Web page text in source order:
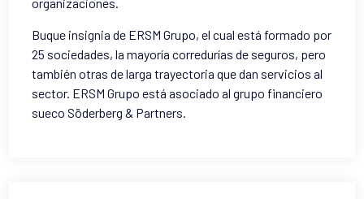
Buque insignia de ERSM Grupo, el cual está formado por
25 sociedades, la mayoría corredurías de seguros, pero
también otras de larga trayectoria que dan servicios al
sector. ERSM Grupo está asociado al grupo financiero
sueco Söderberg & Partners.